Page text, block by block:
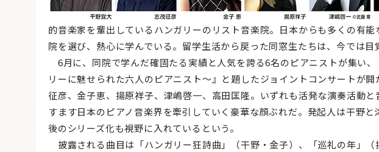
的音楽家を輩出しているハンガリーのリスト音楽院。日本からも多くの有
院を選び、熱心に学んでいる。留学生活から戻った同窓生たちは、今では目
6月に、同院で学んだ確固たる実績と人気を誇る6名のピアニストが集い
リーに魅せられた六人のピアニスト〜』と題したジョイントコンサートが
征彦、金子恵、揚原祥子、津嶋啓一、高田匡隆。いずれも活発な演奏活動
すます日本のピアノ音楽界を牽引していく豪華な顔ぶれだ。発起人は干野
後のシリーズ化も視野に入れているという。
披露される曲目は「ハンガリー狂詩曲」（干野・金子）、「巡礼の年」